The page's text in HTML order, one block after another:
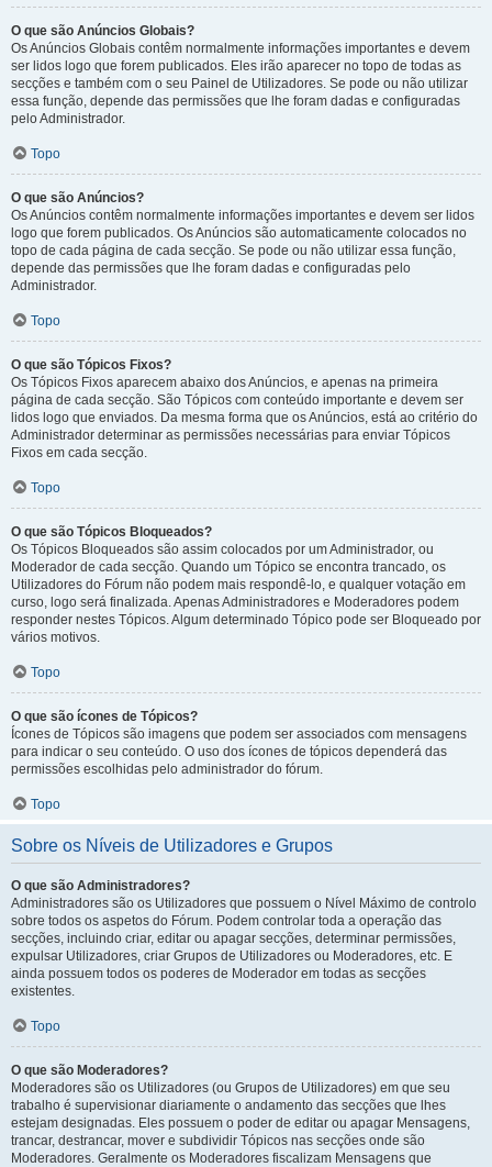
O que são Anúncios Globais?
Os Anúncios Globais contêm normalmente informações importantes e devem
ser lidos logo que forem publicados. Eles irão aparecer no topo de todas as
secções e também com o seu Painel de Utilizadores. Se pode ou não utilizar
essa função, depende das permissões que lhe foram dadas e configuradas
pelo Administrador.
Topo
O que são Anúncios?
Os Anúncios contêm normalmente informações importantes e devem ser lidos
logo que forem publicados. Os Anúncios são automaticamente colocados no
topo de cada página de cada secção. Se pode ou não utilizar essa função,
depende das permissões que lhe foram dadas e configuradas pelo
Administrador.
Topo
O que são Tópicos Fixos?
Os Tópicos Fixos aparecem abaixo dos Anúncios, e apenas na primeira
página de cada secção. São Tópicos com conteúdo importante e devem ser
lidos logo que enviados. Da mesma forma que os Anúncios, está ao critério do
Administrador determinar as permissões necessárias para enviar Tópicos
Fixos em cada secção.
Topo
O que são Tópicos Bloqueados?
Os Tópicos Bloqueados são assim colocados por um Administrador, ou
Moderador de cada secção. Quando um Tópico se encontra trancado, os
Utilizadores do Fórum não podem mais respondê-lo, e qualquer votação em
curso, logo será finalizada. Apenas Administradores e Moderadores podem
responder nestes Tópicos. Algum determinado Tópico pode ser Bloqueado por
vários motivos.
Topo
O que são ícones de Tópicos?
Ícones de Tópicos são imagens que podem ser associados com mensagens
para indicar o seu conteúdo. O uso dos ícones de tópicos dependerá das
permissões escolhidas pelo administrador do fórum.
Topo
Sobre os Níveis de Utilizadores e Grupos
O que são Administradores?
Administradores são os Utilizadores que possuem o Nível Máximo de controlo
sobre todos os aspetos do Fórum. Podem controlar toda a operação das
secções, incluindo criar, editar ou apagar secções, determinar permissões,
expulsar Utilizadores, criar Grupos de Utilizadores ou Moderadores, etc. E
ainda possuem todos os poderes de Moderador em todas as secções
existentes.
Topo
O que são Moderadores?
Moderadores são os Utilizadores (ou Grupos de Utilizadores) em que seu
trabalho é supervisionar diariamente o andamento das secções que lhes
estejam designadas. Eles possuem o poder de editar ou apagar Mensagens,
trancar, destrancar, mover e subdividir Tópicos nas secções onde são
Moderadores. Geralmente os Moderadores fiscalizam Mensagens que